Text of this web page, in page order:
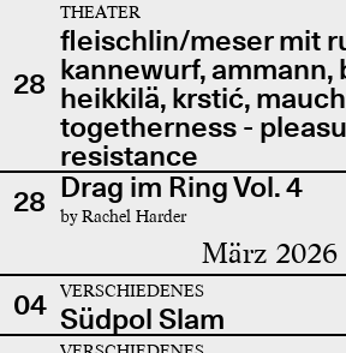
28
THEATER
fleischlin/meser mit
kannewurf, ammann,
heikkilä, krstić,
togetherness -
resistance
28 Drag im Ring Vol. 4
by Rachel Harder
März 2026
04 VERSCHIEDENES
Südpol Slam